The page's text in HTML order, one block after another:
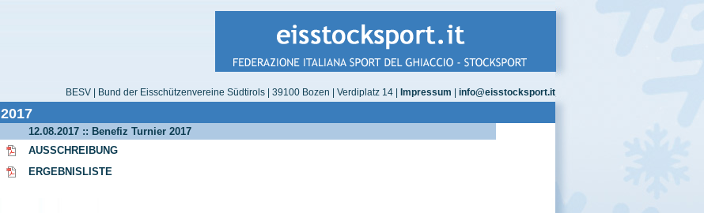
BESV | Bund der Eisschützenvereine Südtirols | 39100 Bozen | Verdiplatz 14 | Impressum info@eisstocksport.it
2017
12.08.2017 :: Benefiz Turnier 2017
AUSSCHREIBUNG
ERGEBNISLISTE